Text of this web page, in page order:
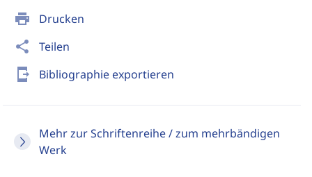
print Drucken
share Teilen
send_to_mobile Bibliographie exportieren
Mehr zur Schriftenreihe / zum mehrbändigen
Werk